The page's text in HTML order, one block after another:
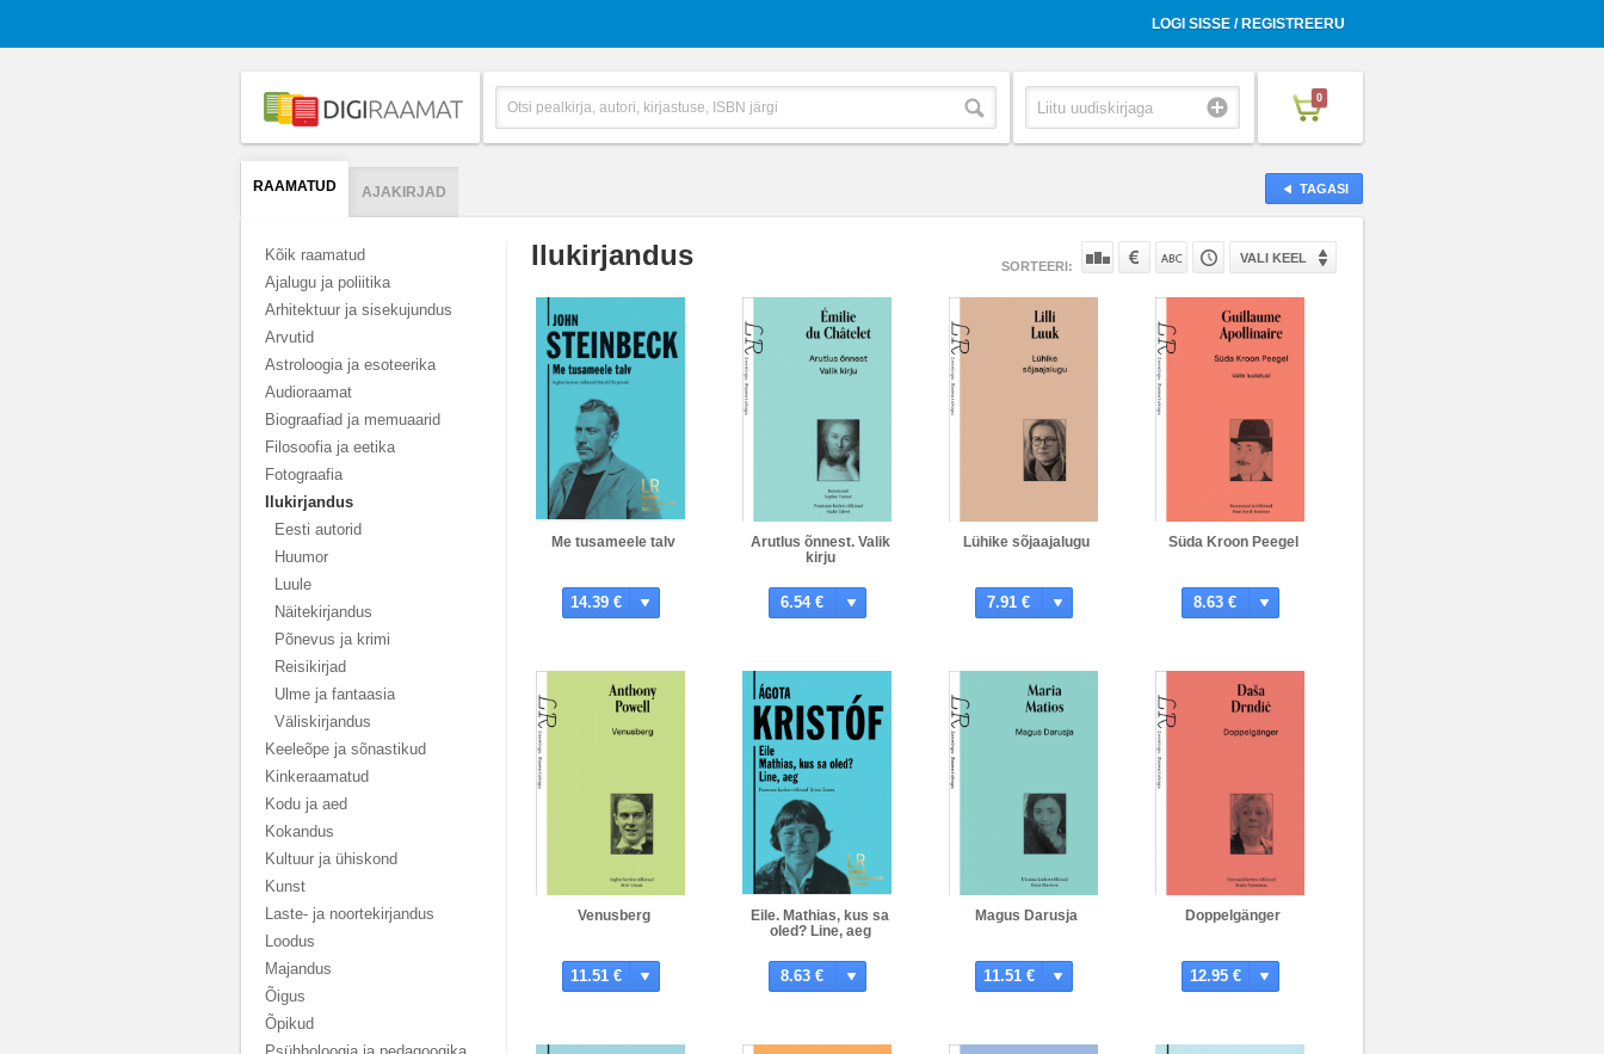
LOGI SISSE / REGISTREERU
0
TAGASI
RAAMATUD AJAKIRJAD
Kõik raamatud
Ajalugu ja poliitika
Arhitektuur ja sisekujundus
Arvutid
Astroloogia ja esoteerika
Audioraamat
Biograafiad ja memuaarid
Filosoofia ja eetika
Fotograafia
Ilukirjandus
Eesti autorid
Huumor
Luule
Näitekirjandus
Põnevus ja krimi
Reisikirjad
Ulme ja fantaasia
Väliskirjandus
Keeleõpe ja sõnastikud
Kinkeraamatud
Kodu ja aed
Kokandus
Kultuur ja ühiskond
Kunst
Laste- ja noortekirjandus
Loodus
Majandus
Õigus
Õpikud
Ilukirjandus SORTEERI:
VALI KEEL
Me tusameele talv
14.39 €
Arutlus õnnest. Valik
kirju
6.54 €
Lühike sõjaajalugu
7.91 €
Süda Kroon Peegel
8.63 €
Venusberg
11.51 €
Eile. Mathias, kus sa
oled? Line, aeg
8.63 €
Magus Darusja
11.51 €
Doppelgänger
12.95 €